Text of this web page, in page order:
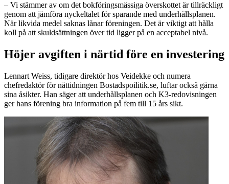
– Vi stämmer av om det bokföringsmässiga överskottet är tillräckligt
genom att jämföra nyckeltalet för sparande med underhållsplanen.
När likvida medel saknas lånar föreningen. Det är viktigt att hålla
koll på att skuldsättningen över tid ligger på en acceptabel nivå.
Höjer avgiften i närtid före en investering
Lennart Weiss, tidigare direktör hos Veidekke och numera
chefredaktör för nättidningen Bostadspoilitik.se, luftar också gärna
sina åsikter. Han säger att underhållsplanen och K3-redovisningen
ger hans förening bra information på fem till 15 års sikt.